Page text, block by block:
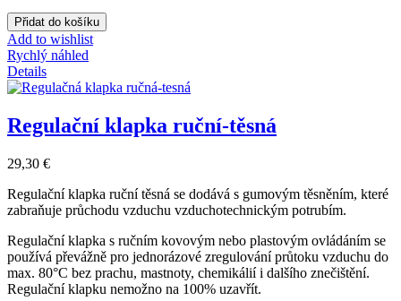
Přidat do košíku
Add to wishlist
Rychlý náhled
Details
Regulační klapka ruční-těsná
29,30 €
Regulační klapka ruční těsná se dodává s gumovým těsněním, které
zabraňuje průchodu vzduchu vzduchotechnickým potrubím.
Regulační klapka s ručním kovovým nebo plastovým ovládáním se
používá převážně pro jednorázové zregulování průtoku vzduchu do
max. 80°C bez prachu, mastnoty, chemikálií i dalšího znečištění.
Regulační klapku nemožno na 100% uzavřít.